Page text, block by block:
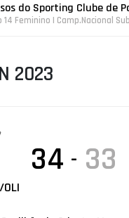
do Sporting Clube de
14 Feminino | Camp.Nacional
2023
OLI
34 - 33